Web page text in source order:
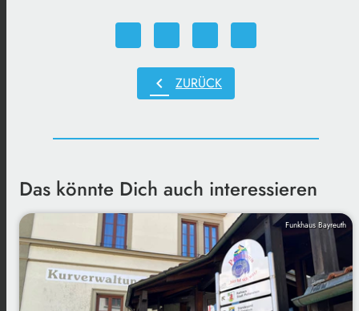
chevron_left ZURÜCK
Das könnte Dich auch interessieren
Funkhaus Bayreuth